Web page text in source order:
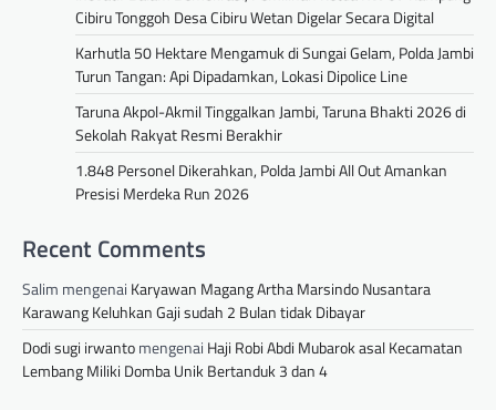
Cibiru Tonggoh Desa Cibiru Wetan Digelar Secara Digital
Karhutla 50 Hektare Mengamuk di Sungai Gelam, Polda Jambi
Turun Tangan: Api Dipadamkan, Lokasi Dipolice Line
Taruna Akpol-Akmil Tinggalkan Jambi, Taruna Bhakti 2026 di
Sekolah Rakyat Resmi Berakhir
1.848 Personel Dikerahkan, Polda Jambi All Out Amankan
Presisi Merdeka Run 2026
Recent Comments
Salim mengenai Karyawan Magang Artha Marsindo Nusantara
Karawang Keluhkan Gaji sudah 2 Bulan tidak Dibayar
Dodi sugi irwantomengenai Haji Robi Abdi Mubarok asal Kecamatan
Lembang Miliki Domba Unik Bertanduk 3 dan 4